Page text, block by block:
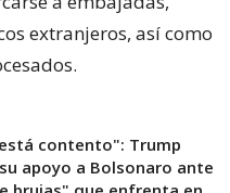
extranjeros, así como
contento": Trump
apoyo a Bolsonaro ante